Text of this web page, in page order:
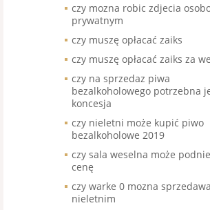
czy mozna robic zdjecia
prywatnym
czy muszę opłacać zaiks
czy muszę opłacać zaiks za
czy na sprzedaz piwa
bezalkoholowego potrzebna
koncesja
czy nieletni może kupić piwo
bezalkoholowe 2019
czy sala weselna może
cenę
czy warke 0 mozna
nieletnim